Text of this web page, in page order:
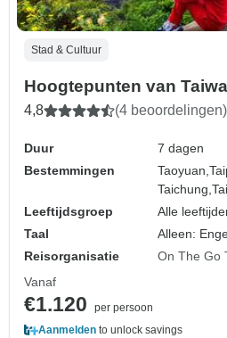
Stad & Cultuur
Hoogtepunten van
4,8 (4 beoordelingen)
Duur
7 dagen
Bestemmingen
Taoyuan,
Taichung,
Leeftijdsgroep
Alle
Taal
Alleen:
Reisorganisatie
On The Go
Vanaf
€1.120
per persoon
Aanmelden to unlock savings